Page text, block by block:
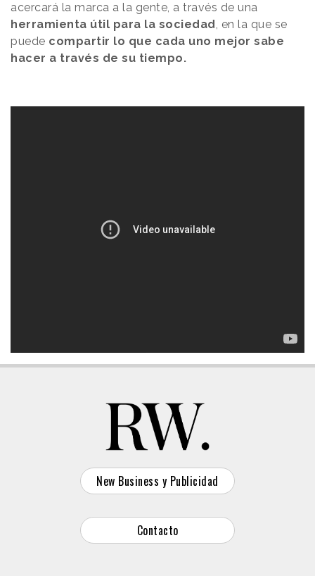
acercará la marca a la gente, a través de una
herramienta útil para la sociedad , en la que se
puede compartir lo que cada uno mejor sabe
hacer a través de su tiempo.
New Business y Publicidad
Contacto